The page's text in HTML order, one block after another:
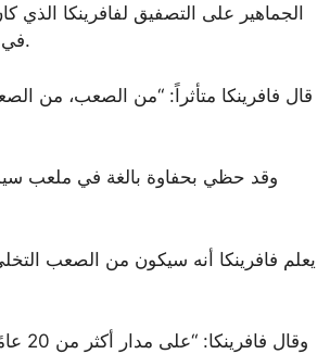
الجماهير على التصفيق لفافرينكا
في باريس الغارقة في الشمس إلى 33 درجة مئوية (91 فهرنهايت).
قال فافرينكا متأثراً: “من الصعب، من
وقد حظي بحفاوة بالغة في ملعب
يعلم فافرينكا أنه سيكون من الصعب